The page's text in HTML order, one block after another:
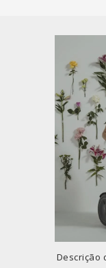
Descrição